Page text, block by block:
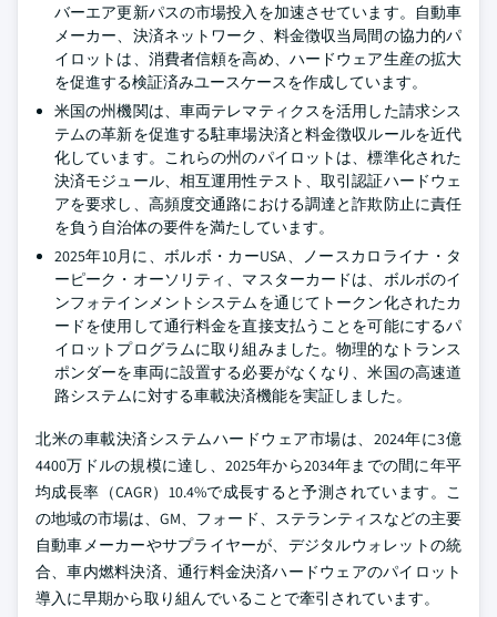
バーエア更新パスの市場投入を加速させています。自動車
メーカー、決済ネットワーク、料金徴収当局間の協力的パ
イロットは、消費者信頼を高め、ハードウェア生産の拡大
を促進する検証済みユースケースを作成しています。
米国の州機関は、車両テレマティクスを活用した請求シス
テムの革新を促進する駐車場決済と料金徴収ルールを近代
化しています。これらの州のパイロットは、標準化された
決済モジュール、相互運用性テスト、取引認証ハードウェ
アを要求し、高頻度交通路における調達と詐欺防止に責任
を負う自治体の要件を満たしています。
2025年10月に、ボルボ・カーUSA、ノースカロライナ・タ
ーピーク・オーソリティ、マスターカードは、ボルボのイ
ンフォテインメントシステムを通じてトークン化されたカ
ードを使用して通行料金を直接支払うことを可能にするパ
イロットプログラムに取り組みました。物理的なトランス
ポンダーを車両に設置する必要がなくなり、米国の高速道
路システムに対する車載決済機能を実証しました。
北米の車載決済システムハードウェア市場は、2024年に3億
4400万ドルの規模に達し、2025年から2034年までの間に年平
均成長率（CAGR）10.4%で成長すると予測されています。こ
の地域の市場は、GM、フォード、ステランティスなどの主要
自動車メーカーやサプライヤーが、デジタルウォレットの統
合、車内燃料決済、通行料金決済ハードウェアのパイロット
導入に早期から取り組んでいることで牽引されています。